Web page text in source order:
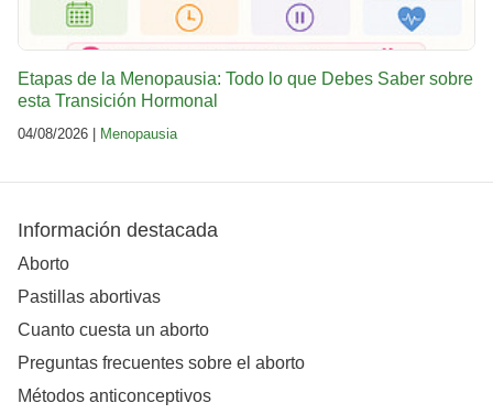
Etapas de la Menopausia: Todo lo que Debes Saber sobre
esta Transición Hormonal
04/08/2026 | Menopausia
Información destacada
Aborto
Pastillas abortivas
Cuanto cuesta un aborto
Preguntas frecuentes sobre el aborto
Métodos anticonceptivos